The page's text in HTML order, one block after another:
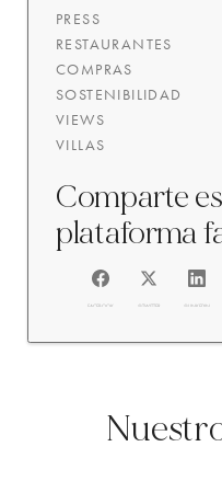
PRESS
RESTAURANTES
COMPRAS
SOSTENIBILIDAD
VIEWS
VILLAS
Comparte
plataforma
FACEBOOK @TWITTER @LINKEDIN